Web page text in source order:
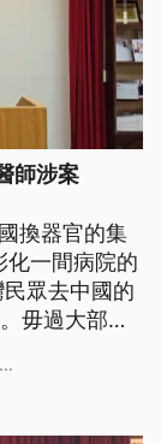
師涉案
換器官的集
化一間病院的
眾去中國的
毋過大部分
...